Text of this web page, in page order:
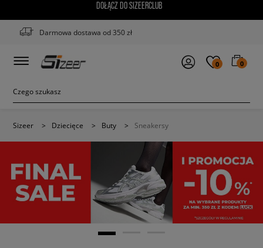
DOŁĄCZ DO SIZEERCLUB
Darmowa dostawa od 350 zł
0 0
Sizeer > Dziecięce > Buty > Sneakersy